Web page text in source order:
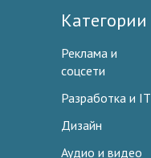
Категории
Реклама и
соцсети
Разработка и IT
Дизайн
Аудио и видео